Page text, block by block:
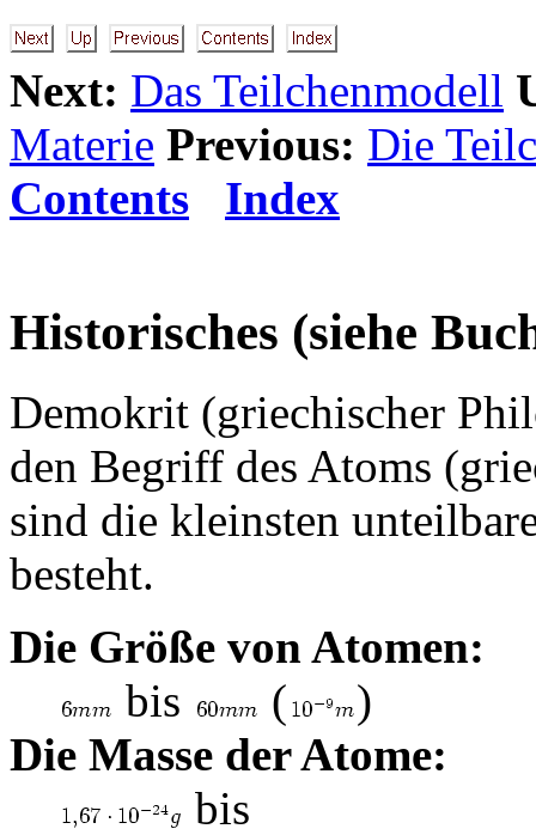
Next: Das Teilchenmodell
Materie Previous: Die
Contents
Index
Historisches (siehe
Demokrit (griechischer
den Begriff des Atoms
sind die kleinsten
besteht.
Die Größe von Atomen:
bis
(
)
Die Masse der Atome:
bis